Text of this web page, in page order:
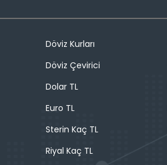
Döviz Kurları
Döviz Çevirici
Dolar TL
Euro TL
Sterin Kaç TL
Riyal Kaç TL